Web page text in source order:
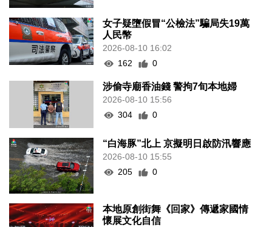
女子疑墮假冒“公檢法”騙局失19萬
人民幣
2026-08-10 16:02
162
0
涉偷寺廟香油錢 警拘7旬本地婦
2026-08-10 15:56
304
0
“白海豚”北上 京擬明日啟防汛響應
2026-08-10 15:55
205
0
本地原創街舞《回家》傳遞家國情
懷展文化自信